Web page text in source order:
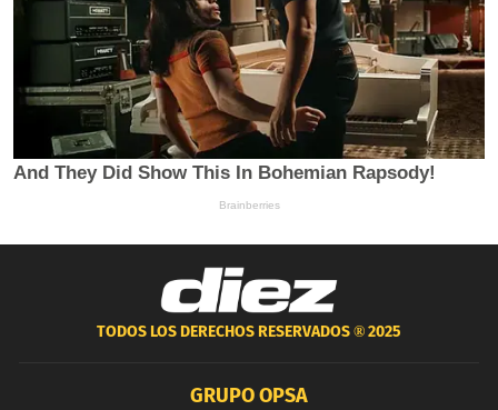
TODOS LOS DERECHOS RESERVADOS ®2025
GRUPO OPSA